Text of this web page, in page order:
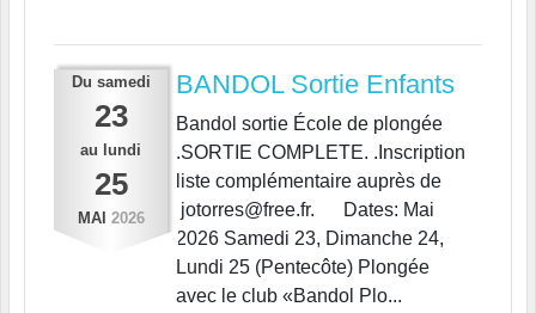
Du samedi
23
au lundi
25
MAI 2026
BANDOL Sortie Enfants
Bandol sortie École de plongée
.SORTIE COMPLETE. .Inscription
liste complémentaire auprès de
jotorres@free.fr. Dates: Mai
2026 Samedi 23, Dimanche 24,
Lundi 25 (Pentecôte) Plongée
avec le club «Bandol Plo...